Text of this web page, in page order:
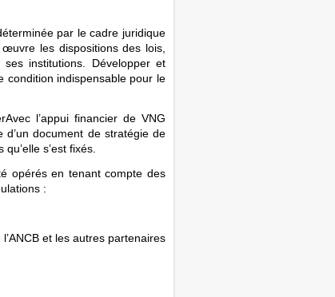
par le cadre juridique
les dispositions des lois,
ses institutions. Développer et
condition indispensable pour le
l’appui financier de VNG
d’un document de stratégie de
s’est fixés.
opérés en tenant compte des
:
et les autres partenaires